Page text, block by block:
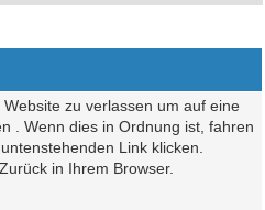
zu verlassen um auf eine
. Wenn dies in Ordnung ist, fahren
Link klicken.
in Ihrem Browser.